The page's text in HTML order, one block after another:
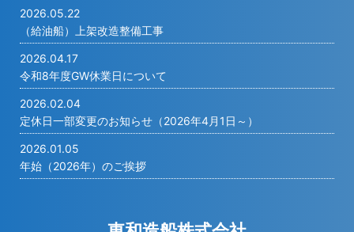
2026.05.22
（給油船）上架改造整備工事
2026.04.17
令和8年度GW休業日について
2026.02.04
定休日一部変更のお知らせ（2026年4月1日～）
2026.01.05
年始（2026年）のご挨拶